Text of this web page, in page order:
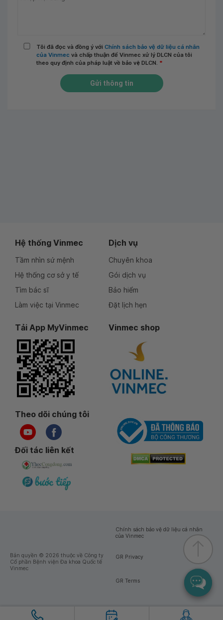
Tôi đã đọc và đồng ý với Chính sách bảo vệ dữ liệu cá nhân
của Vinmec và chấp thuận để Vinmec xử lý DLCN của tôi
theo quy định của pháp luật về bảo vệ DLCN. *
Gửi thông tin
Hệ thống Vinmec
Tầm nhìn sứ mệnh
Hệ thống cơ sở y tế
Tìm bác sĩ
Làm việc tại Vinmec
Dịch vụ
Chuyên khoa
Gói dịch vụ
Bảo hiểm
Đặt lịch hẹn
Tải App MyVinmec Vinmec shop
Theo dõi chúng tôi
Đối tác liên kết
Bản quyền © 2026 thuộc về Công ty
Cổ phần Bệnh viện Đa khoa Quốc tế
Vinmec
Chính sách bảo vệ dữ liệu cá nhân
của Vinmec
GR Privacy
GR Terms